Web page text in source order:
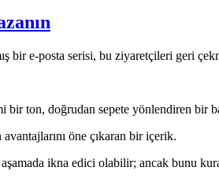
bir e-posta serisi, bu ziyaretçileri geri
ton, doğrudan sepete yönlendiren bir
öne çıkaran bir içerik.
ikna edici olabilir; ancak bunu